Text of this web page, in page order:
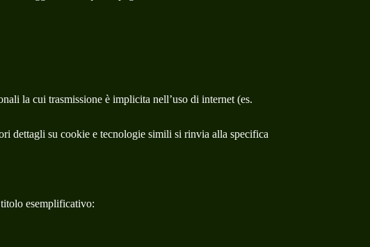
la cui trasmissione è implicita nell’uso di internet (es.
dettagli su cookie e tecnologie simili si rinvia alla specifica
esemplificativo: